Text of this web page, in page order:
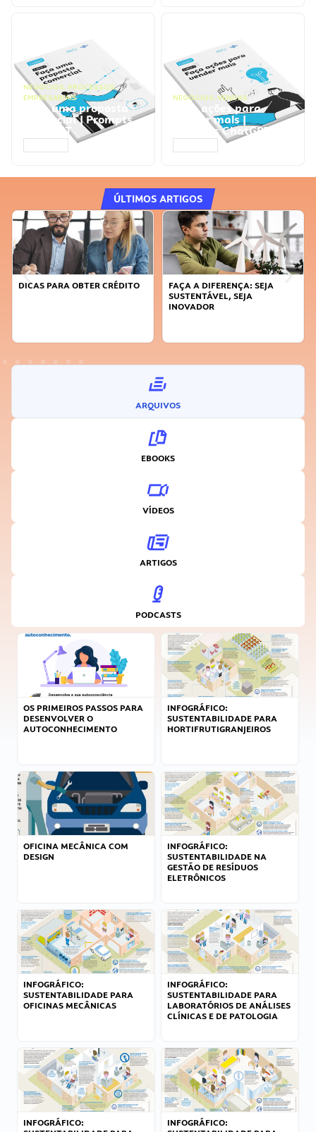
NEGÓCIOS, PROCESSOS
EMPRESARIAIS
Faça uma proposta
comercial | Prompts
ChatGPT
NEGÓCIOS, VENDAS
Faça ações para
vender mais |
Prompts ChatGPT
ÚLTIMOS ARTIGOS
DICAS PARA OBTER CRÉDITO
FAÇA A DIFERENÇA: SEJA
SUSTENTÁVEL, SEJA
INOVADOR
ARQUIVOS
EBOOKS
VÍDEOS
ARTIGOS
PODCASTS
OS PRIMEIROS PASSOS PARA
DESENVOLVER O
AUTOCONHECIMENTO
INFOGRÁFICO:
SUSTENTABILIDADE PARA
HORTIFRUTIGRANJEIROS
OFICINA MECÂNICA COM
DESIGN
INFOGRÁFICO:
SUSTENTABILIDADE NA
GESTÃO DE RESÍDUOS
ELETRÔNICOS
INFOGRÁFICO:
SUSTENTABILIDADE PARA
OFICINAS MECÂNICAS
INFOGRÁFICO:
SUSTENTABILIDADE PARA
LABORATÓRIOS DE ANÁLISES
CLÍNICAS E DE PATOLOGIA
INFOGRÁFICO:
INFOGRÁFICO: